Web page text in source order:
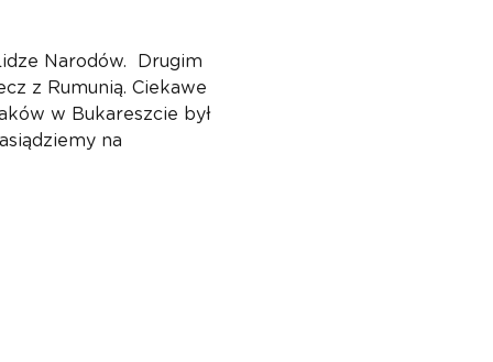
Narodów.  Drugim
z Rumunią. Ciekawe
w Bukareszcie był
na